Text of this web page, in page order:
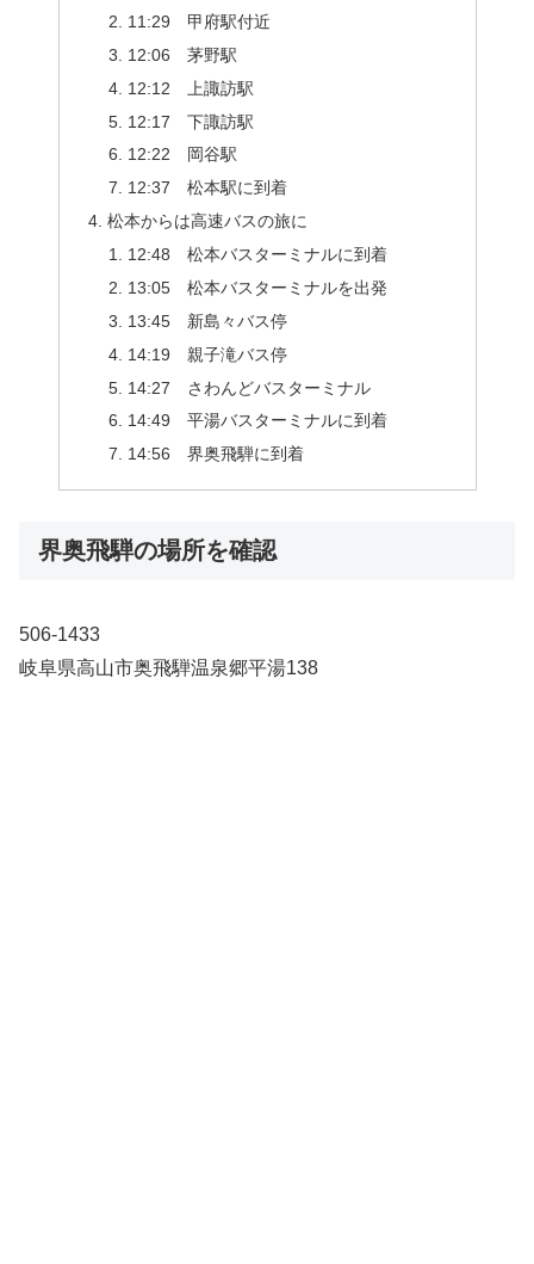
11:29 甲府駅付近
12:06 茅野駅
12:12 上諏訪駅
12:17 下諏訪駅
12:22 岡谷駅
12:37 松本駅に到着
松本からは高速バスの旅に
12:48 松本バスターミナルに到着
13:05 松本バスターミナルを出発
13:45 新島々バス停
14:19 親子滝バス停
14:27 さわんどバスターミナル
14:49 平湯バスターミナルに到着
14:56 界奥飛騨に到着
界奥飛騨の場所を確認
506-1433
岐阜県高山市奥飛騨温泉郷平湯138